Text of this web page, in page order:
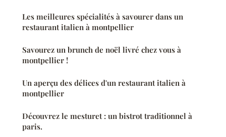
Les meilleures spécialités à savourer dans un
restaurant italien à montpellier
Savourez un brunch de noël livré chez vous à
montpellier !
Un aperçu des délices d'un restaurant italien à
montpellier
Découvrez le mesturet : un bistrot traditionnel à
paris.